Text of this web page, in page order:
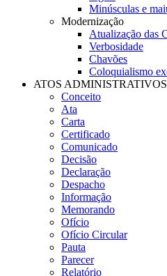
Minúsculas e
Modernização
Atualização das
Verbosidade
Chavões
Coloquialismo
ATOS ADMINISTRATIVOS
Conceito
Ata
Carta
Certificado
Comunicado
Decisão
Declaração
Despacho
Informação
Memorando
Ofício
Ofício Circular
Pauta
Parecer
Relatório